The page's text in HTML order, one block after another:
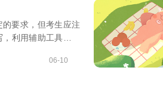
要求，但考生应注
利用辅助工具等方
06-10